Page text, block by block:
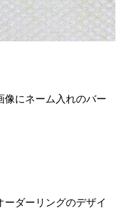
像にネーム入れのバー
ーダーリングのデザイ